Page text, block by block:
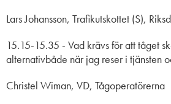
Lars Johansson, Trafikutskottet (S),
15.15-15.35 - Vad krävs för att tåget
alternativbåde när jag reser i tjänsten
Christel Wiman, VD, Tågoperatörerna